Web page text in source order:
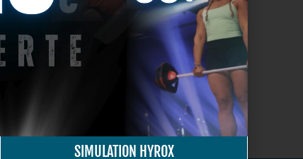
SIMULATION HYROX